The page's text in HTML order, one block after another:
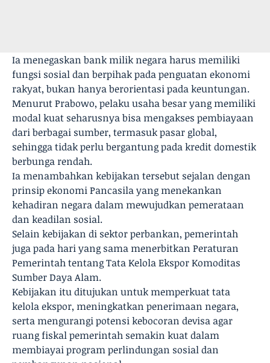
Ia menegaskan bank milik negara harus memiliki
fungsi sosial dan berpihak pada penguatan ekonomi
rakyat, bukan hanya berorientasi pada keuntungan.
Menurut Prabowo, pelaku usaha besar yang memiliki
modal kuat seharusnya bisa mengakses pembiayaan
dari berbagai sumber, termasuk pasar global,
sehingga tidak perlu bergantung pada kredit domestik
berbunga rendah.
Ia menambahkan kebijakan tersebut sejalan dengan
prinsip ekonomi Pancasila yang menekankan
kehadiran negara dalam mewujudkan pemerataan
dan keadilan sosial.
Selain kebijakan di sektor perbankan, pemerintah
juga pada hari yang sama menerbitkan Peraturan
Pemerintah tentang Tata Kelola Ekspor Komoditas
Sumber Daya Alam.
Kebijakan itu ditujukan untuk memperkuat tata
kelola ekspor, meningkatkan penerimaan negara,
serta mengurangi potensi kebocoran devisa agar
ruang fiskal pemerintah semakin kuat dalam
membiayai program perlindungan sosial dan